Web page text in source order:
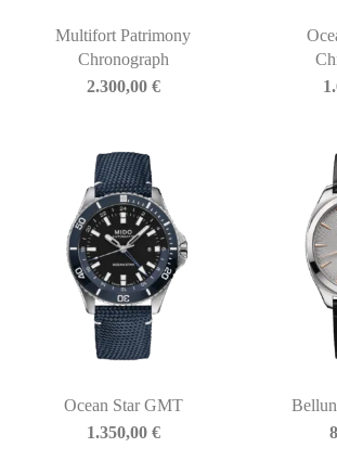
Multifort Patrimony
Chronograph
2.300,00 €
Ocean Star GMT
1.350,00 €